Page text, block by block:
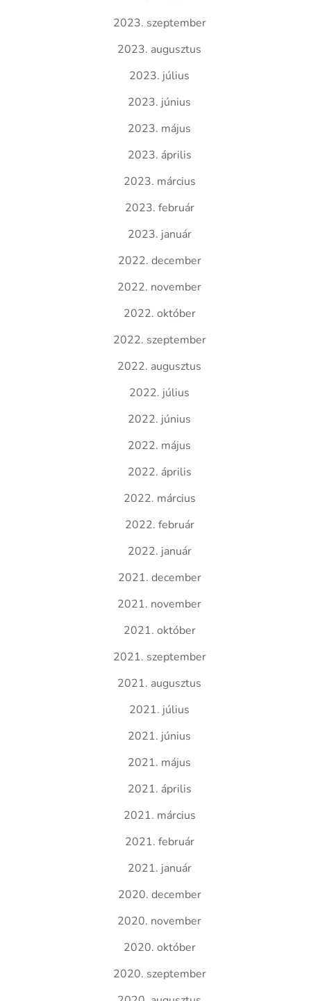
2023. szeptember
2023. augusztus
2023. július
2023. június
2023. május
2023. április
2023. március
2023. február
2023. január
2022. december
2022. november
2022. október
2022. szeptember
2022. augusztus
2022. július
2022. június
2022. május
2022. április
2022. március
2022. február
2022. január
2021. december
2021. november
2021. október
2021. szeptember
2021. augusztus
2021. július
2021. június
2021. május
2021. április
2021. március
2021. február
2021. január
2020. december
2020. november
2020. október
2020. szeptember